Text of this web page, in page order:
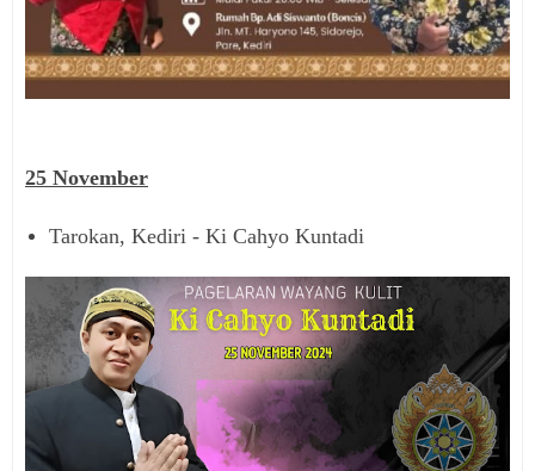
25 November
Tarokan, Kediri - Ki Cahyo Kuntadi